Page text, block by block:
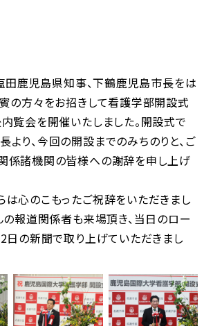
塩田鹿児島県知事、下鶴鹿児島市長をは
賓の方々をお招きして看護学部開設式
覧会を開催いたしました。開設式で
り、今回の開設までのみちのりと、ご
係諸機関の皆様への謝辞を申し上げ
は心のこもったご祝辞をいただきまし
の報道関係者も来場頂き、当日のロー
日の新聞で取り上げていただきまし